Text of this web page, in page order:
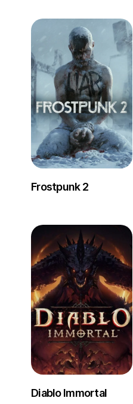
Frostpunk 2
Diablo Immortal